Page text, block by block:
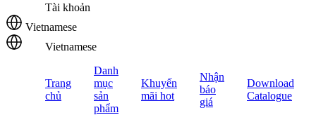
Tài khoản
Vietnamese
Vietnamese
Trang
chủ
Danh
mục
sản
phẩm
Khuyến
mãi hot
Nhận
báo
giá
Download
Catalogue